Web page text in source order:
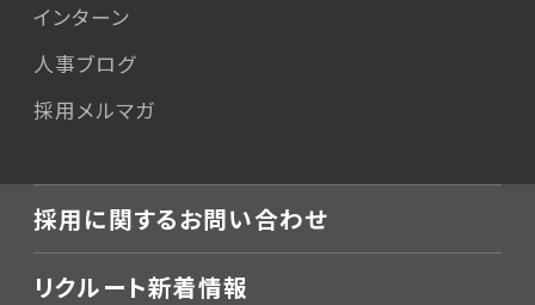
インターン
人事ブログ
採用メルマガ
採用に関するお問い合わせ
リクルート新着情報